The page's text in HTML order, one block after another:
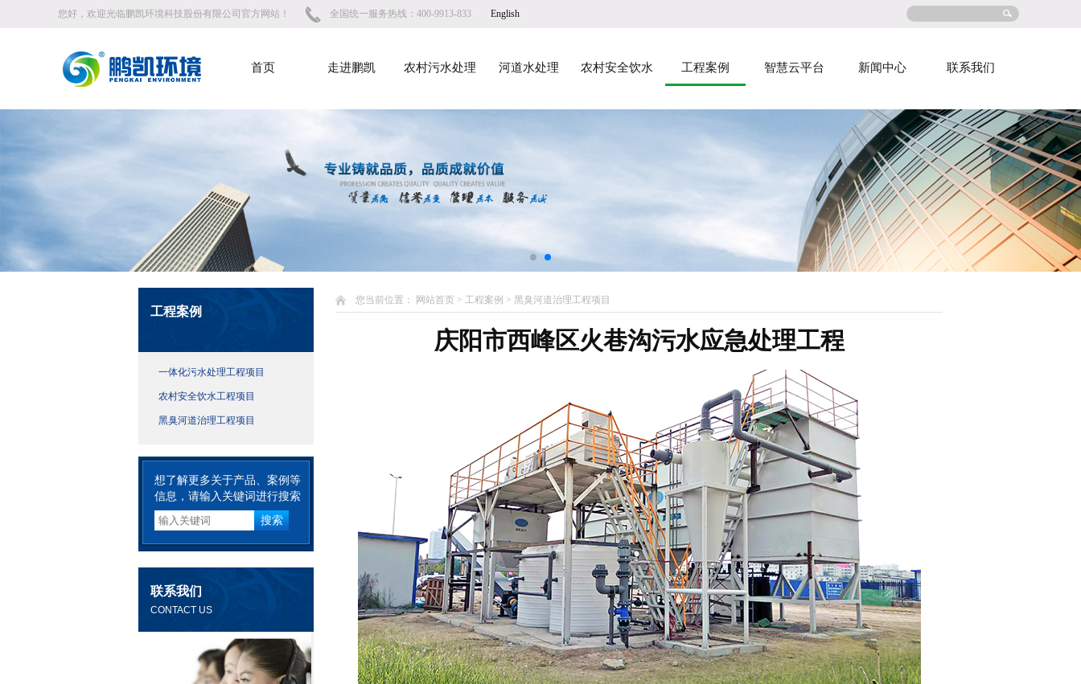
您好，欢迎光临鹏凯环境科技股份有限公司官方网站！ 全国统一服务热线：400-9913-833 English
首页 走进鹏凯 农村污水处理 河道水处理 农村安全饮水 工程案例 智慧云平台 新闻中心 联系我们
工程案例
一体化污水处理工程项目
农村安全饮水工程项目
黑臭河道治理工程项目
想了解更多关于产品、案例等
信息，请输入关键词进行搜索
联系我们
CONTACT US
您当前位置： 网站首页 > 工程案例 > 黑臭河道治理工程项目
庆阳市西峰区火巷沟污水应急处理工程